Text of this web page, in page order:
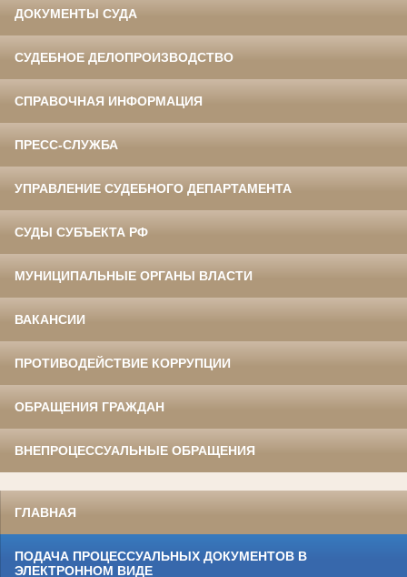
ДОКУМЕНТЫ СУДА
СУДЕБНОЕ ДЕЛОПРОИЗВОДСТВО
СПРАВОЧНАЯ ИНФОРМАЦИЯ
ПРЕСС-СЛУЖБА
УПРАВЛЕНИЕ СУДЕБНОГО ДЕПАРТАМЕНТА
СУДЫ СУБЪЕКТА РФ
МУНИЦИПАЛЬНЫЕ ОРГАНЫ ВЛАСТИ
ВАКАНСИИ
ПРОТИВОДЕЙСТВИЕ КОРРУПЦИИ
ОБРАЩЕНИЯ ГРАЖДАН
ВНЕПРОЦЕССУАЛЬНЫЕ ОБРАЩЕНИЯ
ГЛАВНАЯ
ПОДАЧА ПРОЦЕССУАЛЬНЫХ ДОКУМЕНТОВ В
ЭЛЕКТРОННОМ ВИДЕ